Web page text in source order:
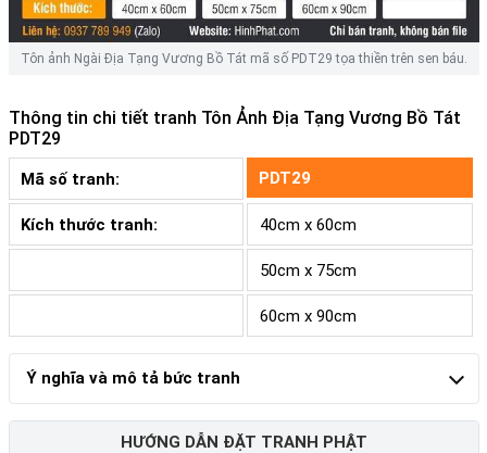
Tôn ảnh Ngài Địa Tạng Vương Bồ Tát mã số PDT29 tọa thiền trên sen báu.
Thông tin chi tiết tranh Tôn Ảnh Địa Tạng Vương Bồ Tát
PDT29
Mã số tranh: PDT29
Kích thước tranh: 40cm x 60cm
50cm x 75cm
60cm x 90cm
Ý nghĩa và mô tả bức tranh
HƯỚNG DẪN ĐẶT TRANH PHẬT